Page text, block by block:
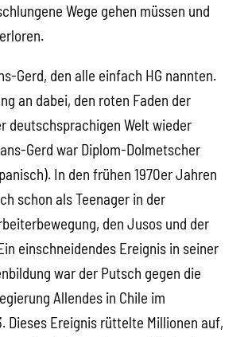
Wege gehen müssen und
Gerd, den alle einfach HG nannten.
an dabei, den roten Faden der
deutschsprachigen Welt wieder
Gerd war Diplom-Dolmetscher
In den frühen 1970er Jahren
schon als Teenager in der
den Jusos und der
einschneidendes Ereignis in seiner
war der Putsch gegen die
Allendes in Chile im
Dieses Ereignis rüttelte Millionen auf,